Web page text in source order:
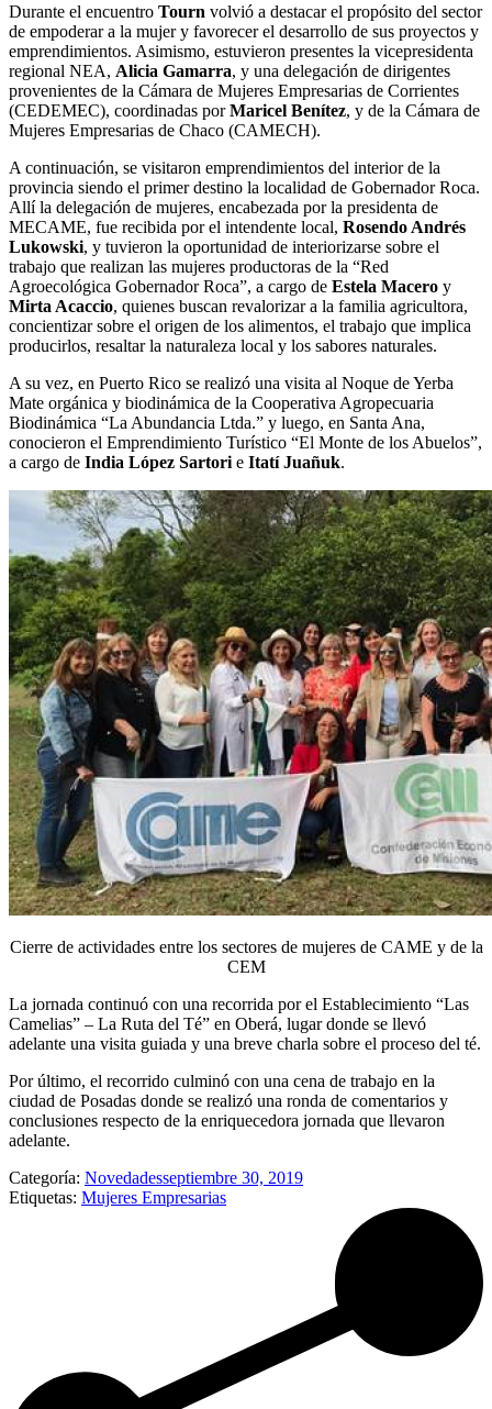
Durante el encuentro Tourn volvió a destacar el propósito del sector
de empoderar a la mujer y favorecer el desarrollo de sus proyectos y
emprendimientos. Asimismo, estuvieron presentes la vicepresidenta
regional NEA, Alicia Gamarra, y una delegación de dirigentes
provenientes de la Cámara de Mujeres Empresarias de Corrientes
(CEDEMEC), coordinadas porMaricel Benítez, y de la Cámara de
Mujeres Empresarias de Chaco (CAMECH).
A continuación, se visitaron emprendimientos del interior de la
provincia siendo el primer destino la localidad de Gobernador Roca.
Allí la delegación de mujeres, encabezada por la presidenta de
MECAME, fue recibida por el intendente local, Rosendo Andrés
Lukowski, y tuvieron la oportunidad de interiorizarse sobre el
trabajo que realizan las mujeres productoras de la “Red
Agroecológica Gobernador Roca”, a cargo de Estela Macero y
Mirta Acaccio, quienes buscan revalorizar a la familia agricultora,
concientizar sobre el origen de los alimentos, el trabajo que implica
producirlos, resaltar la naturaleza local y los sabores naturales.
A su vez, en Puerto Rico se realizó una visita al Noque de Yerba
Mate orgánica y biodinámica de la Cooperativa Agropecuaria
Biodinámica “La Abundancia Ltda.” y luego, en Santa Ana,
conocieron el Emprendimiento Turístico “El Monte de los Abuelos”,
a cargo de India López Sartori e Itatí Juañuk.
Cierre de actividades entre los sectores de mujeres de CAME y de la
CEM
La jornada continuó con una recorrida por el Establecimiento “Las
Camelias” – La Ruta del Té” en Oberá, lugar donde se llevó
adelante una visita guiada y una breve charla sobre el proceso del té.
Por último, el recorrido culminó con una cena de trabajo en la
ciudad de Posadas donde se realizó una ronda de comentarios y
conclusiones respecto de la enriquecedora jornada que llevaron
adelante.
Categoría: Novedadesseptiembre 30, 2019
Etiquetas: Mujeres Empresarias